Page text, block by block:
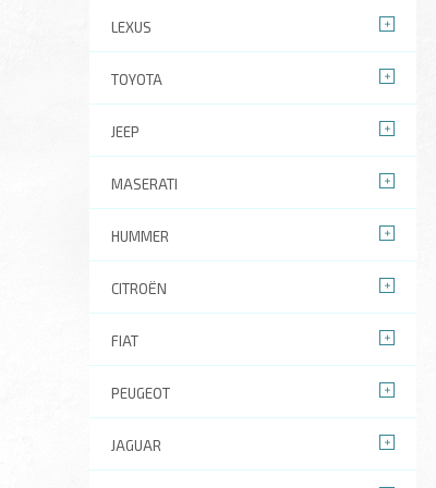
LEXUS
TOYOTA
JEEP
MASERATI
HUMMER
CITROËN
FIAT
PEUGEOT
JAGUAR